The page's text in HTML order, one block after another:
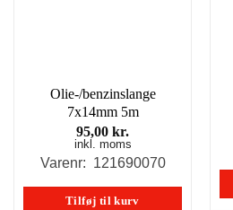
Olie-/benzinslange
7x14mm 5m
95,00 kr.
inkl. moms
Varenr: 121690070
Tilføj til kurv